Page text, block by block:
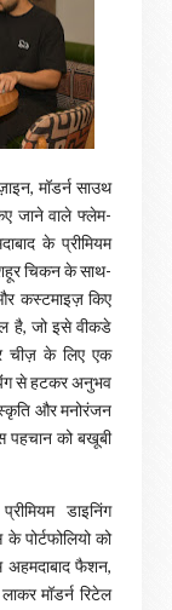
मॉडर्न साउथ
जाने वाले फ्लेम-
के प्रीमियम
चिकन के साथ-
कस्टमाइज़ किए
है, जो इसे वीकडे
चीज़ के लिए एक
से हटकर अनुभव
और मनोरंजन
पहचान को बखूबी
डाइनिंग
को
अहमदाबाद फैशन,
मॉडर्न रिटेल